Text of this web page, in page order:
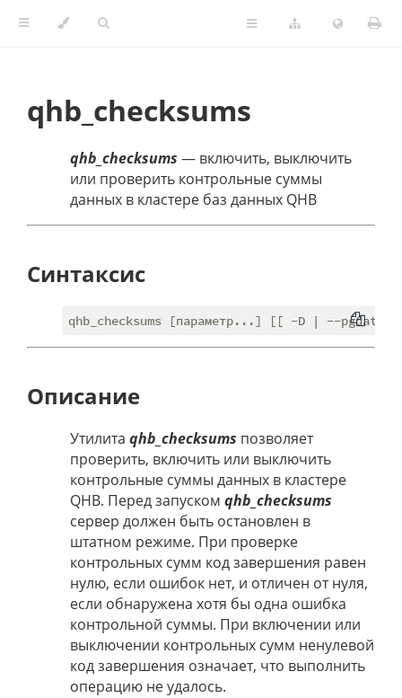
qhb_checksums
qhb_checksums — включить, выключить
или проверить контрольные суммы
данных в кластере баз данных QHB
Синтаксис
Описание
Утилита qhb_checksums позволяет
проверить, включить или выключить
контрольные суммы данных в кластере
QHB. Перед запуском qhb_checksums
сервер должен быть остановлен в
штатном режиме. При проверке
контрольных сумм код завершения равен
нулю, если ошибок нет, и отличен от нуля,
если обнаружена хотя бы одна ошибка
контрольной суммы. При включении или
выключении контрольных сумм ненулевой
код завершения означает, что выполнить
операцию не удалось.